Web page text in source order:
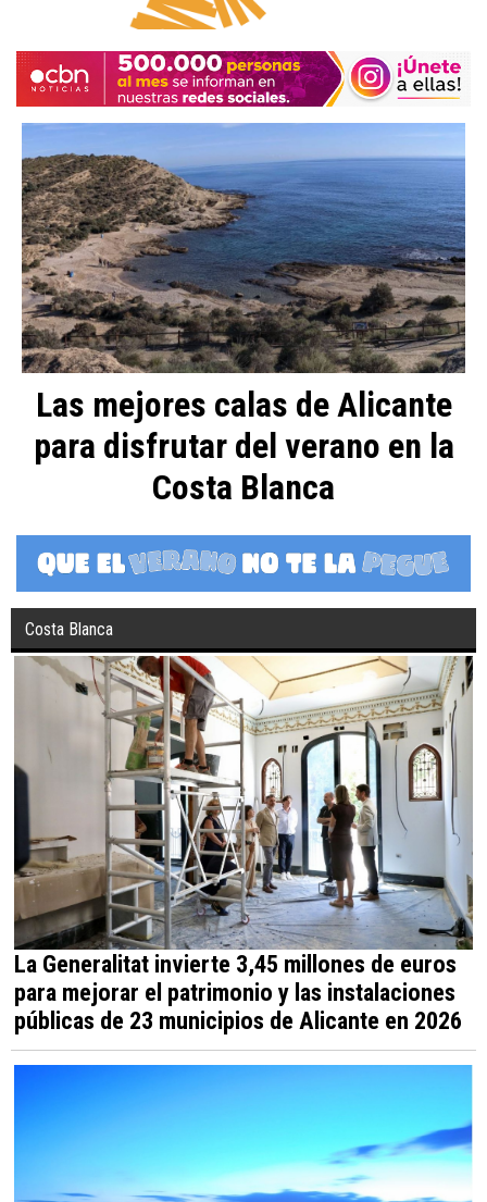
Las mejores calas de Alicante
para disfrutar del verano en la
Costa Blanca
Costa Blanca
La Generalitat invierte 3,45 millones de euros
para mejorar el patrimonio y las instalaciones
públicas de 23 municipios de Alicante en 2026